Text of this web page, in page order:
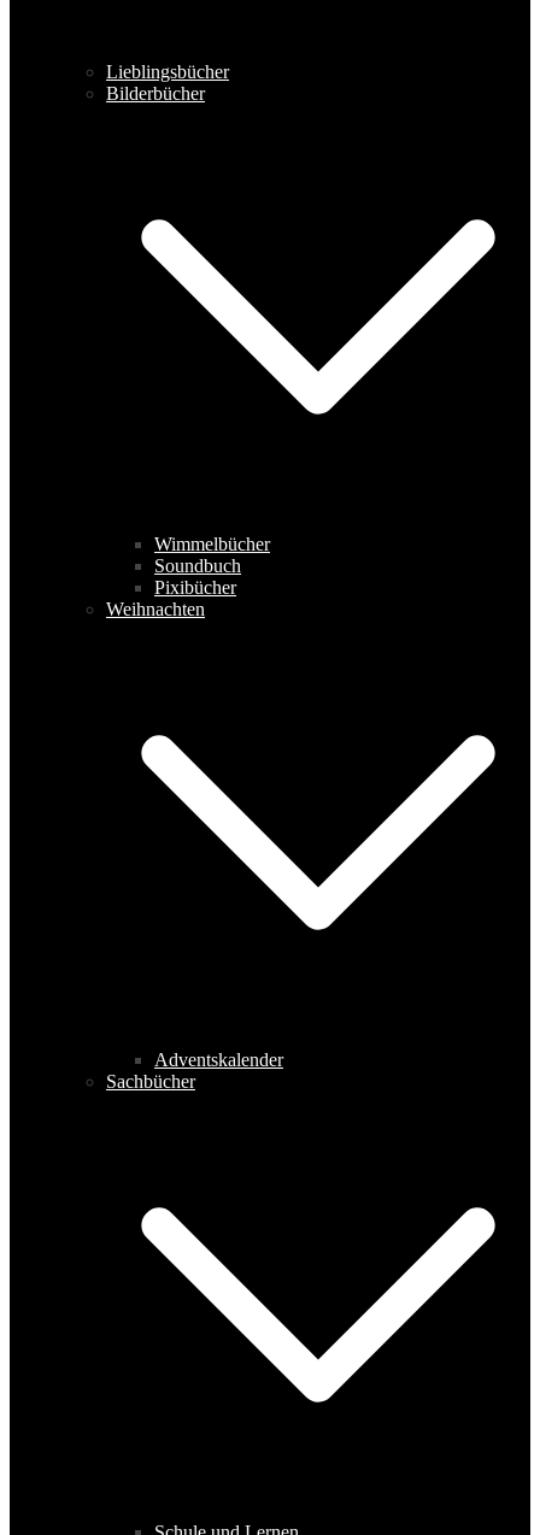
Lieblingsbücher
Bilderbücher
Wimmelbücher
Soundbuch
Pixibücher
Weihnachten
Adventskalender
Sachbücher